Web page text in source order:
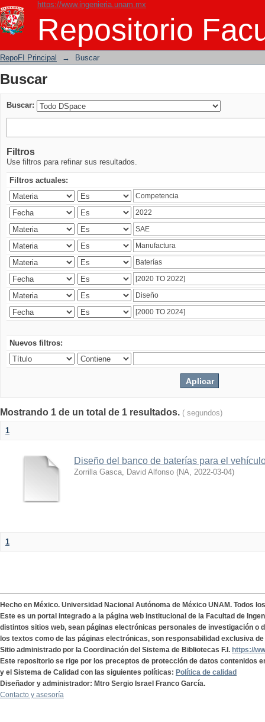
https://www.ingenieria.unam.mx
Repositorio
Buscar
RepoFI Principal → Buscar
Buscar
Buscar:
Filtros
Use filtros para refinar sus resultados.
Filtros actuales:
Nuevos filtros:
Mostrando 1 de un total de 1 resultados. ( segundos)
1
Diseño del banco de baterías para el
Zorrilla Gasca, David Alfonso (NA, 2022-03-04)
1
Hecho en México. Universidad Nacional Autónoma de México UNAM. Todos
Este es un portal integrado a la página web institucional de la Facultad de
distintos sitios web, sean páginas electrónicas personales de investigación o
los textos como de las páginas electrónicas, son responsabilidad exclusiva
Sitio administrado por la Coordinación del Sistema de Bibliotecas F.I. https://
Este repositorio se rige por los preceptos de protección de datos contenidos
y el Sistema de Calidad con las siguientes políticas: Política de calidad
Diseñador y administrador: Mtro Sergio Israel Franco García.
Contacto y asesoría